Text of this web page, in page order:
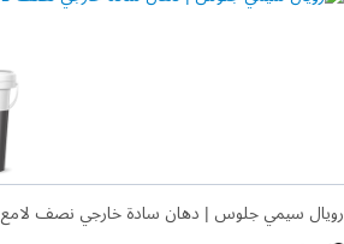
رويال سيمي جلوس | دهان سادة خارجي نصف لامع